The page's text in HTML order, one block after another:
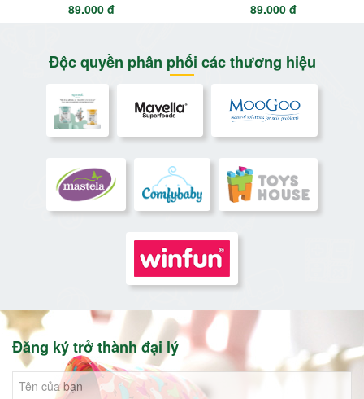
89.000 đ 89.000 đ
Độc quyền phân phối các thương hiệu
Đăng ký trở thành đại lý